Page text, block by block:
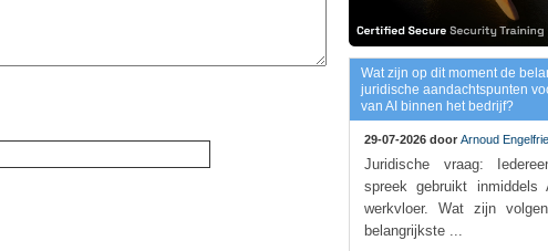
Wat zijn op dit moment de
juridische aandachtspunten
van AI binnen het bedrijf?
29-07-2026 door Arnoud
Juridische vraag:
spreek gebruikt
werkvloer. Wat zijn
belangrijkste ...